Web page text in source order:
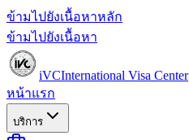
ข้ามไปยังเนื้อหาหลัก
ข้ามไปยังเนื้อหา
iVCInternational Visa Center
หน้าแรก
บริการ